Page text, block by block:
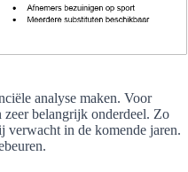
analyse maken. Voor
zeer belangrijk onderdeel. Zo
verwacht in de komende jaren.